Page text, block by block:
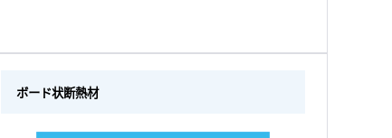
ボード状断熱材